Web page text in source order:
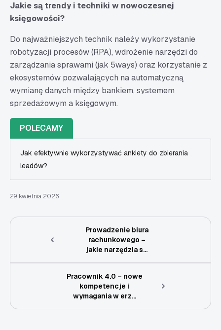
Jakie są trendy i techniki w nowoczesnej
księgowości?
Do najważniejszych technik należy wykorzystanie
robotyzacji procesów (RPA), wdrożenie narzędzi do
zarządzania sprawami (jak 5ways) oraz korzystanie z
ekosystemów pozwalających na automatyczną
wymianę danych między bankiem, systemem
sprzedażowym a księgowym.
POLECAMY
Jak efektywnie wykorzystywać ankiety do zbierania
leadów?
29 kwietnia 2026
Prowadzenie biura
rachunkowego –
jakie narzędzia s...
Pracownik 4.0 – nowe
kompetencje i
wymagania w erz...